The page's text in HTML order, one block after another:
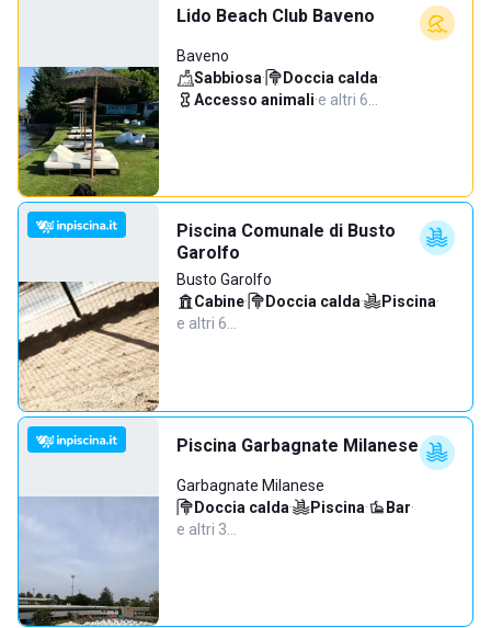
Lido Beach Club Baveno
Baveno
Sabbiosa· Doccia calda·
Accesso animali·e altri 6…
Piscina Comunale di Busto
Garolfo
Busto Garolfo
Cabine· Doccia calda· Piscina·
e altri 6…
Piscina Garbagnate Milanese
Garbagnate Milanese
Doccia calda· Piscina· Bar·
e altri 3…